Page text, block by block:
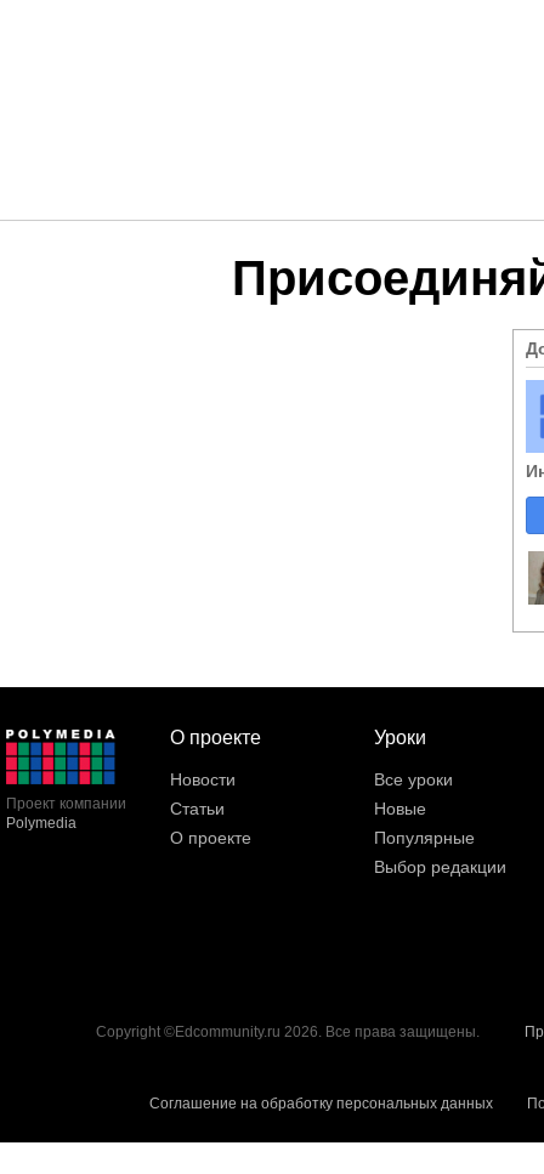
Проект компании
Polymedia
О проекте
Новости
Статьи
О проекте
Уроки
Все уроки
Новые
Популярные
Выбор редакции
Copyright ©Edcommunity.ru 2026. Все права защищены.
Соглашение на обработку персональных данных